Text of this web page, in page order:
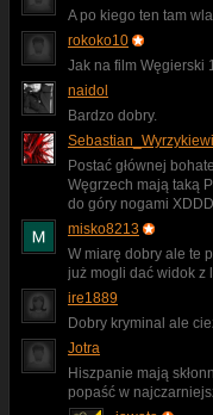
A po kiego ten tam
rokoko10
Jak na film Węgierski
naidol
Bardzo dobry.
Postać głównej
Węgrzech mają taką
do góry nogami XDDD
misko8213
W miarę dobry ale te
już mogli dać widok z
ire1889
Dobry kryminal ale
Jotra
Hiszpanie mają
popaść w